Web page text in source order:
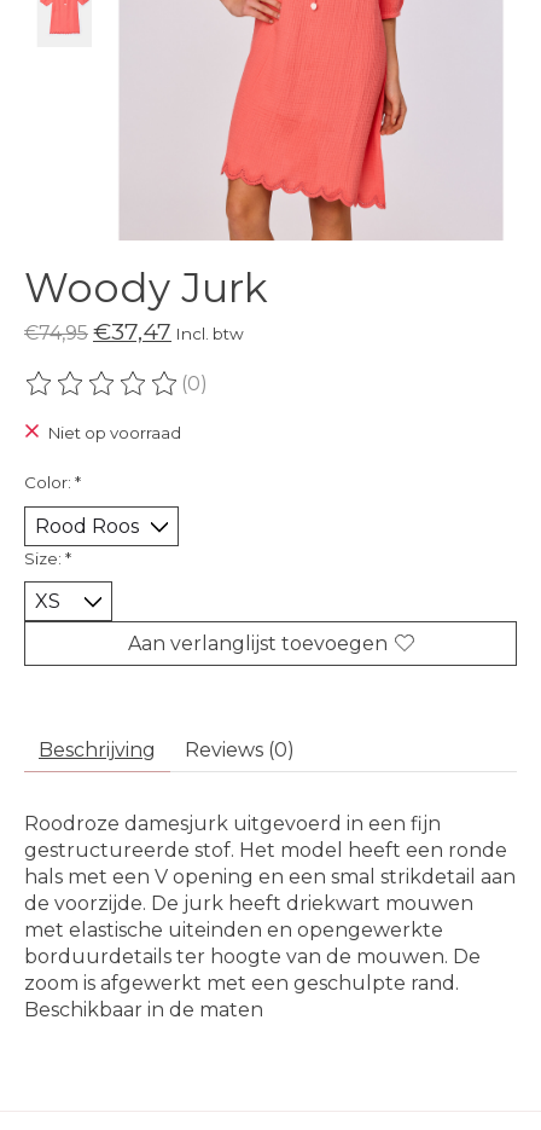
Woody Jurk
€74,95 €37,47 Incl. btw
De beoordeling van dit product is
(0)
Niet op voorraad
Color: *
Size: *
Aan verlanglijst toevoegen
Beschrijving Reviews (0)
Roodroze damesjurk uitgevoerd in een fijn
gestructureerde stof. Het model heeft een ronde
hals met een V opening en een smal strikdetail aan
de voorzijde. De jurk heeft driekwart mouwen
met elastische uiteinden en opengewerkte
borduurdetails ter hoogte van de mouwen. De
zoom is afgewerkt met een geschulpte rand.
Beschikbaar in de maten